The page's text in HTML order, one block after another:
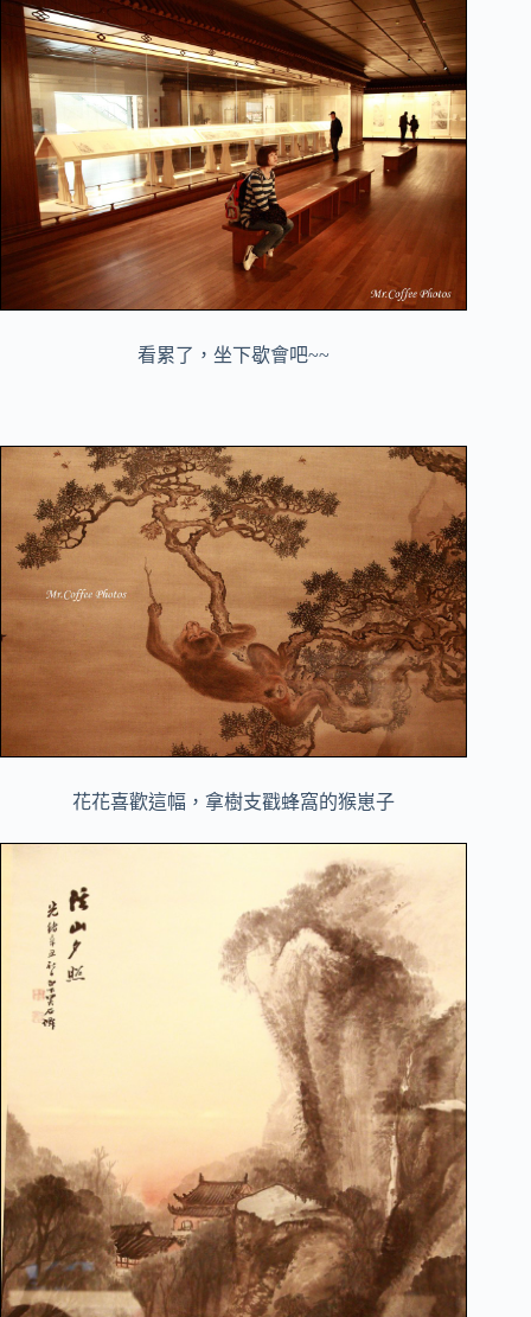
看累了，坐下歇會吧~~
花花喜歡這幅，拿樹支戳蜂窩的猴崽子